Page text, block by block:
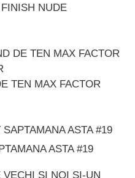
NUDE
TEN MAX FACTOR
ASTA #19